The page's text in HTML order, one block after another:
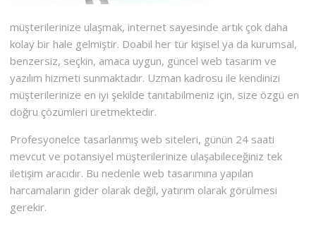
müşterilerinize ulaşmak, internet sayesinde artık çok daha
kolay bir hale gelmiştir. Doabil her tür kişisel ya da kurumsal,
benzersiz, seçkin, amaca uygun, güncel web tasarım ve
yazılım hizmeti sunmaktadır. Uzman kadrosu ile kendinizi
müşterilerinize en iyi şekilde tanıtabilmeniz için, size özgü en
doğru çözümleri üretmektedir.
Profesyonelce tasarlanmış web siteleri, günün 24 saati
mevcut ve potansiyel müşterilerinize ulaşabileceğiniz tek
iletişim aracıdır. Bu nedenle web tasarımına yapılan
harcamaların gider olarak değil, yatırım olarak görülmesi
gerekir.